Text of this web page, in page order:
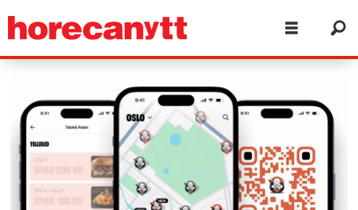
Tag:
april
2024